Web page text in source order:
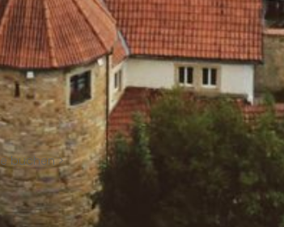
buchen >